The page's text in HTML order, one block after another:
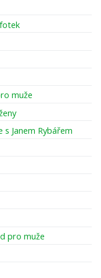
muže
Janem Rybářem
pro muže